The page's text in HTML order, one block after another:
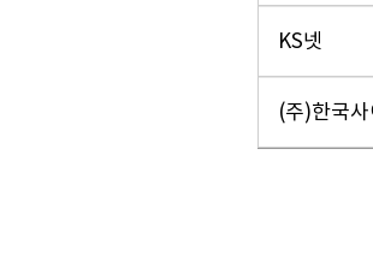
KS넷
(주)한국